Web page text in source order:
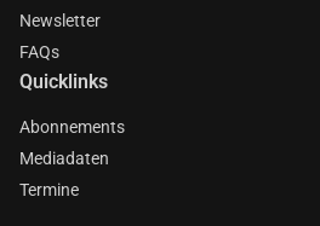
Newsletter
FAQs
Quicklinks
Abonnements
Mediadaten
Termine